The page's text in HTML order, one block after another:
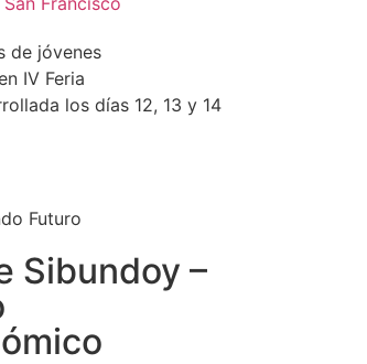
de jóvenes
IV Feria
los días 12, 13 y 14
Futuro
Sibundoy –